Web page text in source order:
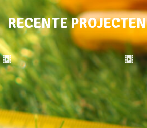
RECENTE PROJECTEN